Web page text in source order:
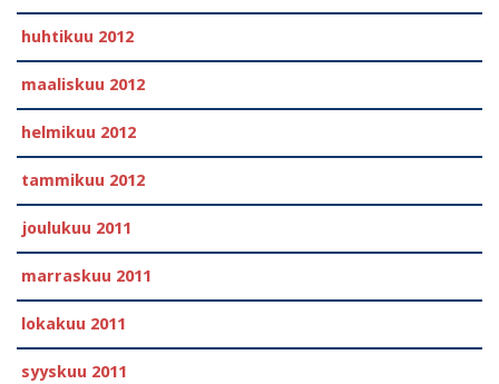
huhtikuu 2012
maaliskuu 2012
helmikuu 2012
tammikuu 2012
joulukuu 2011
marraskuu 2011
lokakuu 2011
syyskuu 2011